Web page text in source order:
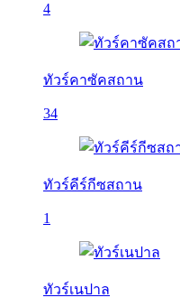
4
ทัวร์คาซัคสถาน
34
ทัวร์คีร์กีซสถาน
1
ทัวร์เนปาล